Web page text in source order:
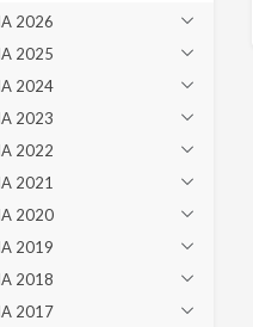
2026
2025
2024
2023
2022
2021
2020
2019
2018
2017